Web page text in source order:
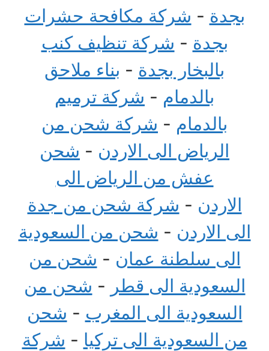
بجدة - شركة مكافحة حشرات
بجدة - شركة تنظيف كنب
بالبخار بجدة - بناء ملاحق
بالدمام - شركة ترميم
بالدمام - شركة شحن من
الرياض الى الاردن - شحن
عفش من الرياض الى
الاردن - شركة شحن من جدة
الى الاردن - شحن من السعودية
الى سلطنة عمان - شحن من
السعودية الى قطر - شحن من
السعودية الى المغرب - شحن
من السعودية الى تركيا - شركة